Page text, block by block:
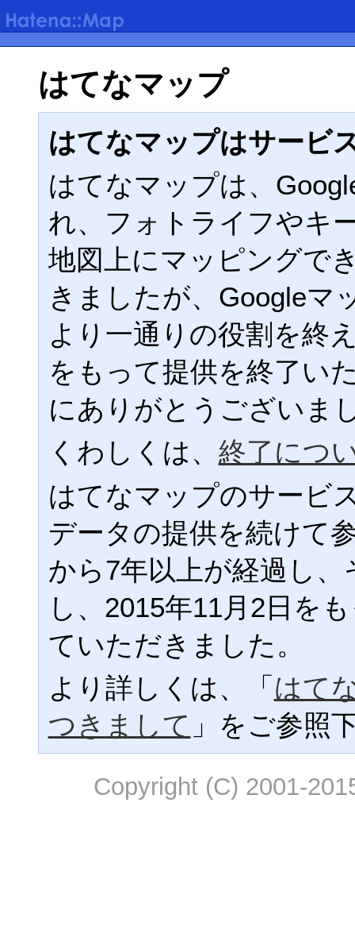
はてなマップ
はてなマップはサービ
はてなマップは、
れ、フォトライフやキ
地図上にマッピングで
きましたが、Googleマ
より一通りの役割を終
をもって提供を終了い
にありがとうございま
くわしくは、 終了につ
はてなマップのサービ
データの提供を続けて
から7年以上が経過し
し、2015年11月2日を
ていただきました。
より詳しくは、「 はて
つきまして 」をご参照
Copyright (C) 2001-